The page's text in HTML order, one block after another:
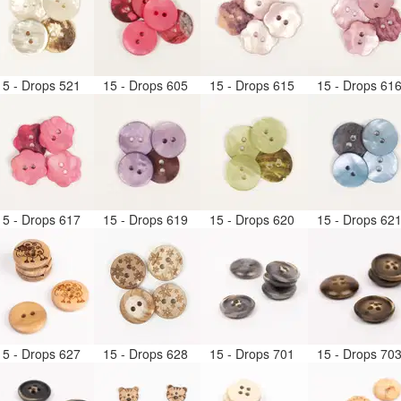
- Drops 521 15 - Drops 605 15 - Drops 615 15 - Drops
- Drops 617 15 - Drops 619 15 - Drops 620 15 - Drops
- Drops 627 15 - Drops 628 15 - Drops 701 15 - Drops